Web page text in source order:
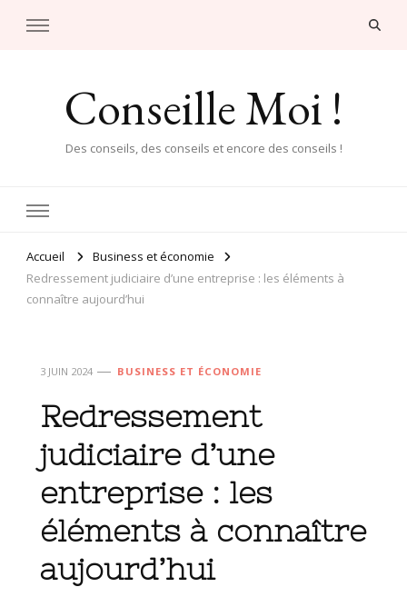
Conseille Moi !
Des conseils, des conseils et encore des conseils !
Accueil
Business et économie
Redressement judiciaire d’une entreprise : les éléments à
connaître aujourd’hui
3 JUIN 2024 BUSINESS ET ÉCONOMIE
Redressement
judiciaire d’une
entreprise : les
éléments à connaître
aujourd’hui